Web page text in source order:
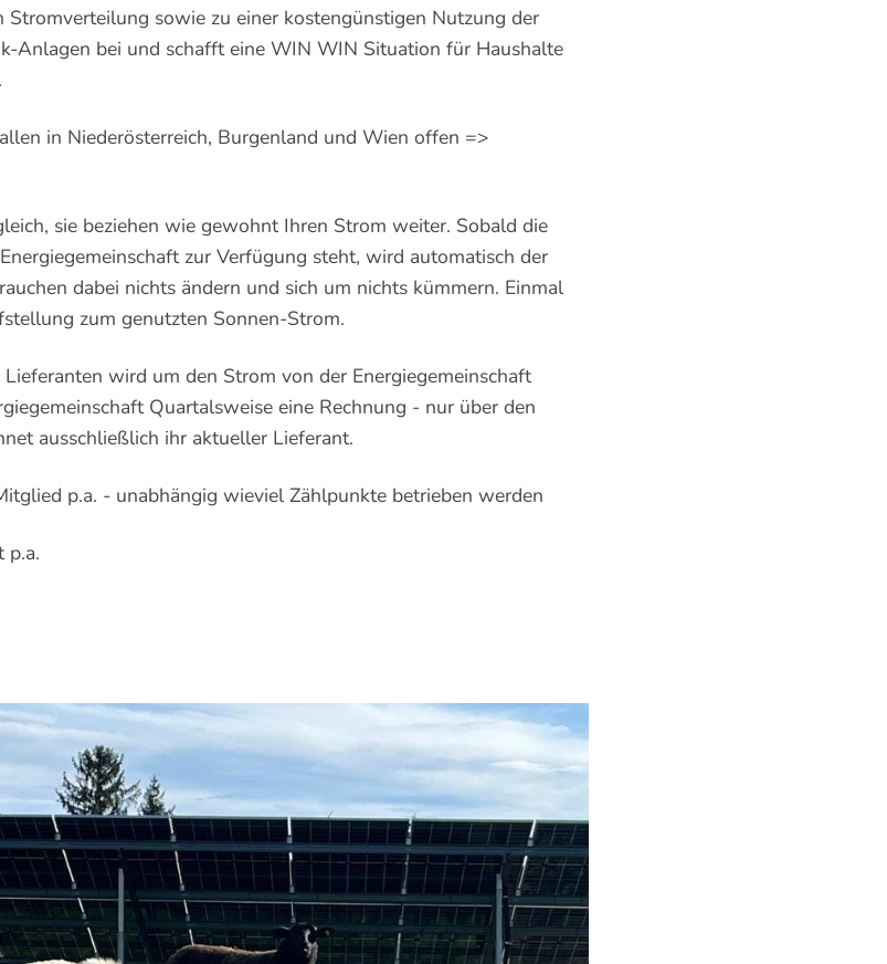
Stromverteilung sowie zu einer kostengünstigen Nutzung der
Anlagen bei und schafft eine WIN WIN Situation für Haushalte
in Niederösterreich, Burgenland und Wien offen =>
sie beziehen wie gewohnt Ihren Strom weiter. Sobald die
zur Verfügung steht, wird automatisch der
dabei nichts ändern und sich um nichts kümmern. Einmal
zum genutzten Sonnen-Strom.
wird um den Strom von der Energiegemeinschaft
Quartalsweise eine Rechnung - nur über den
ausschließlich ihr aktueller Lieferant.
p.a. - unabhängig wieviel Zählpunkte betrieben werden
p.a.